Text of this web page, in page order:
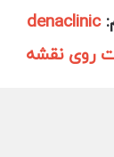
denaclinic
روی نقشه